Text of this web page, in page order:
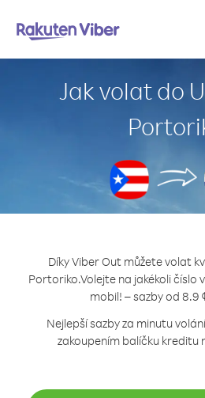
Jak volat do
Díky Viber Out můžete volat
Portoriko.Volejte na jakékoli číslo
mobil! – sazby od 8.9
Nejlepší sazby za minutu
zakoupením balíčku kreditu